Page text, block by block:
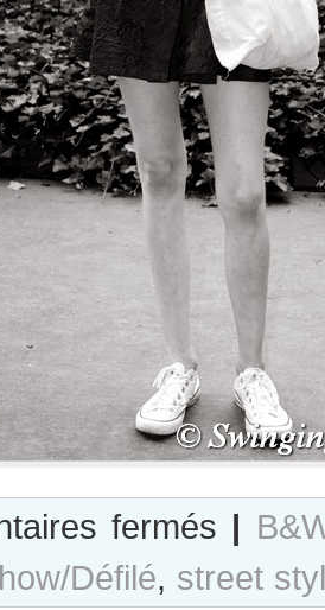
fermés sur
B&W
Day
#358
|
Défilé, street